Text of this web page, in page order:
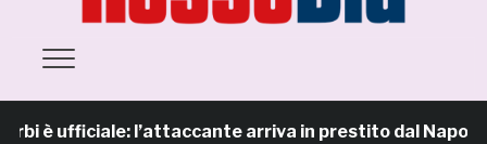
ufficiale: l’attaccante arriva in prestito dal Napoli